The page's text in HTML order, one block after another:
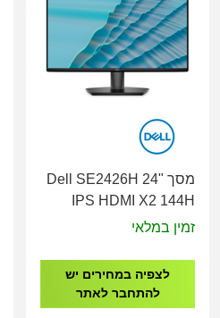
מסך Dell SE2426H 24"
IPS HDMI X2 144H
Monitor
זמין במלאי
לצפיה במחירים יש
להתחבר לאתר